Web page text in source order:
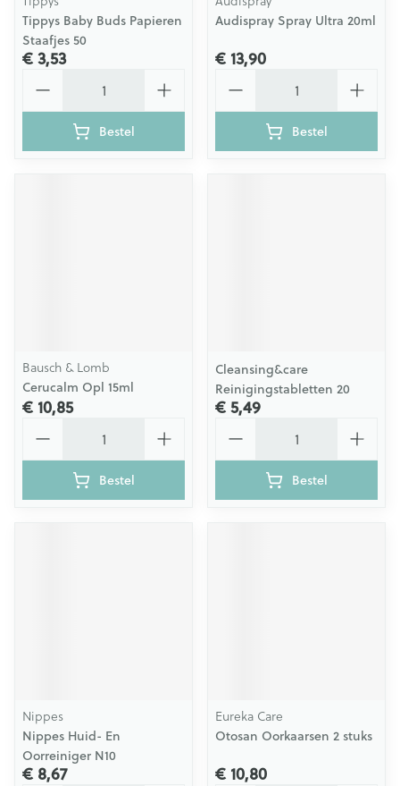
Tippys Baby Buds Papieren
Staafjes 50
€ 3,53
Bestel
Audispray Spray Ultra 20ml
€ 13,90
Bestel
Bausch & Lomb
Cerucalm Opl 15ml
€ 10,85
Bestel
Cleansing&care
Reinigingstabletten 20
€ 5,49
Bestel
Nippes
Nippes Huid- En
Oorreiniger N10
€ 8,67
Eureka Care
Otosan Oorkaarsen 2 stuks
€ 10,80